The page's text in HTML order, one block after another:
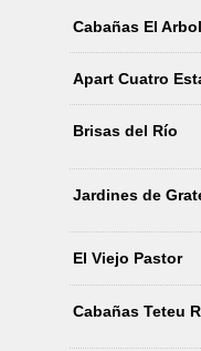
Cabañas El
Apart Cuatro
Brisas del Río
Jardines de
El Viejo Pastor
Cabañas Teteu